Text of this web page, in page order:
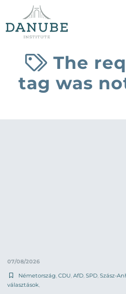
The
tag was
07/08/2026
Németország CDU AfD SPD Szász-
választások